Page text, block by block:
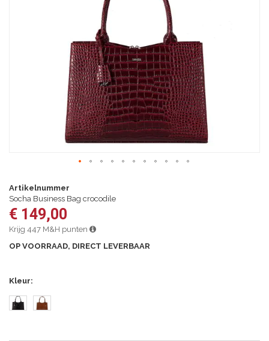
naar
het
begin
van
de
gallerij
Artikelnummer
Socha Business Bag crocodile
€ 149,00
Krijg 447 M&H punten
OP VOORRAAD, DIRECT LEVERBAAR
Kleur